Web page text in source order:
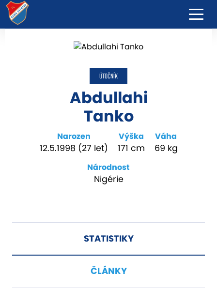
ÚTOČNÍK
Abdullahi
Tanko
Narozen
12.5.1998 (27 let)
Výška
171 cm
Váha
69 kg
Národnost
Nigérie
STATISTIKY
ČLÁNKY